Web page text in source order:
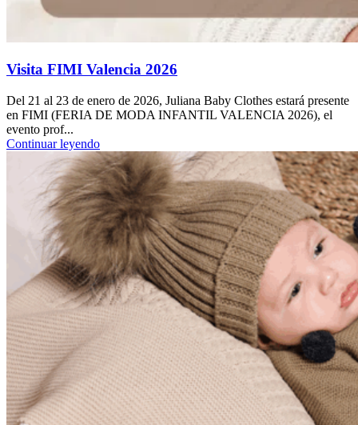
Visita FIMI Valencia 2026
Del 21 al 23 de enero de 2026, Juliana Baby Clothes estará presente
en FIMI (FERIA DE MODA INFANTIL VALENCIA 2026), el
evento prof...
Continuar leyendo